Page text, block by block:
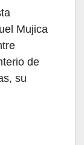
Mujica
de
su